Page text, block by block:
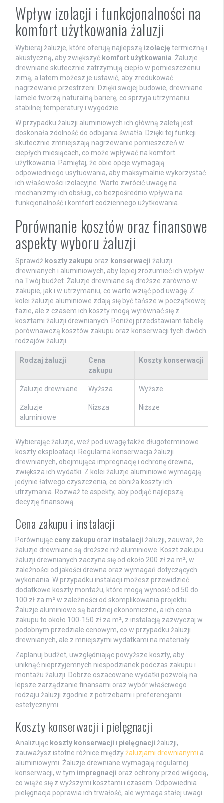
Wpływ izolacji i funkcjonalności na
komfort użytkowania żaluzji
Wybieraj żaluzje, które oferują najlepszą izolację termiczną i
akustyczną, aby zwiększyć komfort użytkowania . Żaluzje
drewniane skutecznie zatrzymują ciepło w pomieszczeniu
zimą, a latem możesz je ustawić, aby zredukować
nagrzewanie przestrzeni. Dzięki swojej budowie, drewniane
lamele tworzą naturalną barierę, co sprzyja utrzymaniu
stabilnej temperatury i wygodzie.
W przypadku żaluzji aluminiowych ich główną zaletą jest
doskonała zdolność do odbijania światła. Dzięki tej funkcji
skutecznie zmniejszają nagrzewanie pomieszczeń w
ciepłych miesiącach, co może wpływać na komfort
użytkowania. Pamiętaj, że obie opcje wymagają
odpowiedniego usytuowania, aby maksymalnie wykorzystać
ich właściwości izolacyjne. Warto zwrócić uwagę na
mechanizmy ich obsługi, co bezpośrednio wpływa na
funkcjonalność i komfort codziennego użytkowania.
Porównanie kosztów oraz finansowe
aspekty wyboru żaluzji
Sprawdź koszty zakupu oraz konserwacji żaluzji
drewnianych i aluminiowych, aby lepiej zrozumieć ich wpływ
na Twój budżet. Żaluzje drewniane są droższe zarówno w
zakupie, jak i w utrzymaniu, co warto wziąć pod uwagę. Z
kolei żaluzje aluminiowe zdają się być tańsze w początkowej
fazie, ale z czasem ich koszty mogą wyrównać się z
kosztami żaluzji drewnianych. Poniżej przedstawiam tabelę
porównawczą kosztów zakupu oraz konserwacji tych dwóch
rodzajów żaluzji.
Rodzaj żaluzji
Cena
zakupu
Koszty konserwacji
Żaluzje drewniane Wyższa Wyższe
Żaluzje
aluminiowe
Niższa Niższe
Wybierając żaluzje, weź pod uwagę także długoterminowe
koszty eksploatacji. Regularna konserwacja żaluzji
drewnianych, obejmująca impregnację i ochronę drewna,
zwiększa ich wydatki. Z kolei żaluzje aluminiowe wymagają
jedynie łatwego czyszczenia, co obniża koszty ich
utrzymania. Rozważ te aspekty, aby podjąć najlepszą
decyzję finansową.
Cena zakupu i instalacji
Porównując ceny zakupu oraz instalacji żaluzji, zauważ, że
żaluzje drewniane są droższe niż aluminiowe. Koszt zakupu
żaluzji drewnianych zaczyna się od około 200 zł za m², w
zależności od jakości drewna oraz wymagań dotyczących
wykonania. W przypadku instalacji możesz przewidzieć
dodatkowe koszty montażu, które mogą wynosić od 50 do
100 zł za m² w zależności od skomplikowania projektu.
Żaluzje aluminiowe są bardziej ekonomiczne, a ich cena
zakupu to około 100-150 zł za m², z instalacją zazwyczaj w
podobnym przedziale cenowym, co w przypadku żaluzji
drewnianych, ale z mniejszymi wydatkami na materiały.
Zaplanuj budżet, uwzględniając powyższe koszty, aby
uniknąć nieprzyjemnych niespodzianek podczas zakupu i
montażu żaluzji. Dobrze oszacowane wydatki pozwolą na
lepsze zarządzanie finansami oraz wybór właściwego
rodzaju żaluzji zgodnie z potrzebami i preferencjami
estetycznymi.
Koszty konserwacji i pielęgnacji
Analizując koszty konserwacji i pielęgnacji żaluzji,
zauważysz istotne różnice międzyżaluzjami drewnianymi a
aluminiowymi. Żaluzje drewniane wymagają regularnej
konserwacji, w tym impregnacji oraz ochrony przed wilgocią,
co wiąże się z wyższymi kosztami i czasem. Odpowiednia
pielęgnacja poprawia ich trwałość, ale wymaga stałej uwagi.